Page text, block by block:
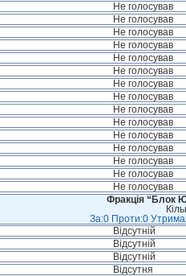
Не голосував
Не голосував
Не голосував
Не голосував
Не голосував
Не голосував
Не голосував
Не голосував
Не голосував
Не голосував
Не голосував
Не голосував
Не голосував
Не голосував
Не голосував
Фракція “Блок
За:0 Проти:0
Відсутній
Відсутній
Відсутній
Відсутня